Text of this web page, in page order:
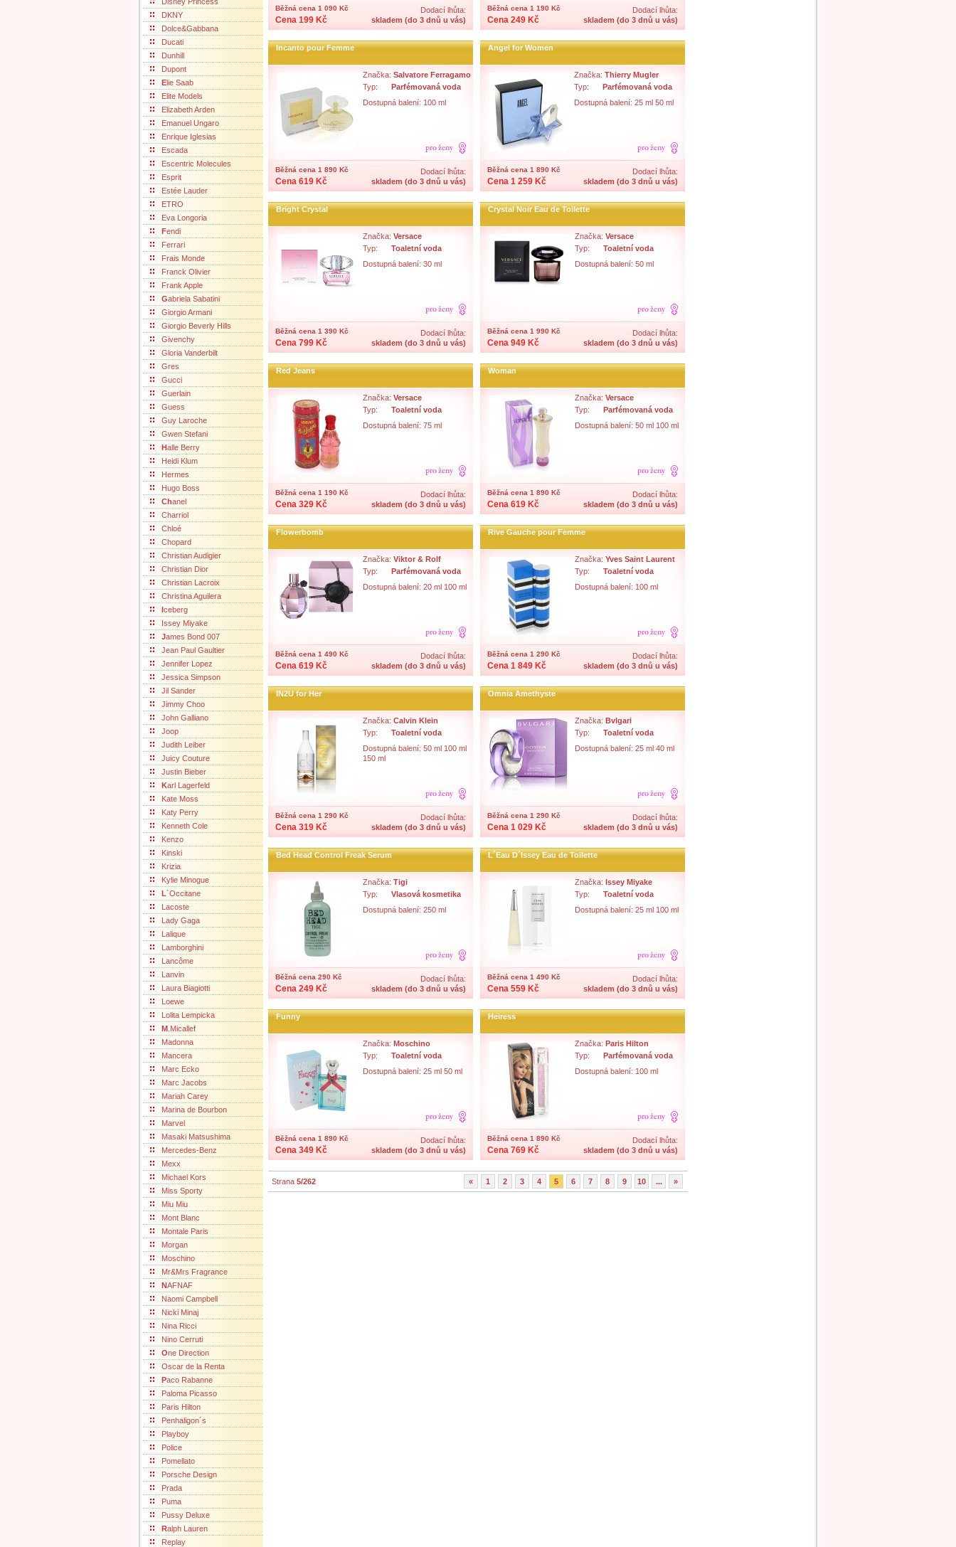
DKNY
Dolce&Gabbana
Ducati
Dunhill
Dupont
Elie Saab
Elite Models
Elizabeth Arden
Emanuel Ungaro
Enrique Iglesias
Escada
Escentric Molecules
Esprit
Estée Lauder
ETRO
Eva Longoria
Fendi
Ferrari
Frais Monde
Franck Olivier
Frank Apple
Gabriela Sabatini
Giorgio Armani
Giorgio Beverly Hills
Givenchy
Gloria Vanderbilt
Gres
Gucci
Guerlain
Guess
Guy Laroche
Gwen Stefani
Halle Berry
Heidi Klum
Hermes
Hugo Boss
Chanel
Charriol
Chloé
Chopard
Christian Audigier
Christian Dior
Christian Lacroix
Christina Aguilera
Iceberg
Issey Miyake
James Bond 007
Jean Paul Gaultier
Jennifer Lopez
Jessica Simpson
Jil Sander
Jimmy Choo
John Galliano
Joop
Judith Leiber
Juicy Couture
Justin Bieber
Karl Lagerfeld
Kate Moss
Katy Perry
Kenneth Cole
Kenzo
Kinski
Krizia
Kylie Minogue
L´Occitane
Lacoste
Lady Gaga
Lalique
Lamborghini
Lancôme
Lanvin
Laura Biagiotti
Loewe
Lolita Lempicka
M .Micallef
Madonna
Mancera
Marc Ecko
Marc Jacobs
Mariah Carey
Marina de Bourbon
Marvel
Masaki Matsushima
Mercedes-Benz
Mexx
Michael Kors
Miss Sporty
Miu Miu
Mont Blanc
Montale Paris
Morgan
Moschino
Mr&Mrs Fragrance
NAFNAF
Naomi Campbell
Nicki Minaj
Nina Ricci
Nino Cerruti
One Direction
Oscar de la Renta
Paco Rabanne
Paloma Picasso
Paris Hilton
Penhaligon´s
Playboy
Police
Pomellato
Porsche Design
Prada
Puma
Pussy Deluxe
Ralph Lauren
Replay
Běžná cena 1 090 Kč
Cena 199 Kč
Dodací lhůta:
skladem (do 3 dnů u vás)
Běžná cena 1 190 Kč
Cena 249 Kč
Dodací lhůta:
skladem (do 3 dnů u vás)
Incanto pour Femme
Značka: Salvatore Ferragamo
Typ:
Parfémovaná voda
Dostupná balení: 100 ml
Běžná cena 1 890 Kč
Cena 619 Kč
Dodací lhůta:
skladem (do 3 dnů u vás)
Angel for Women
Značka: Thierry Mugler
Typ:
Parfémovaná voda
Dostupná balení: 25 ml 50 ml
Běžná cena 1 890 Kč
Cena 1 259 Kč
Dodací lhůta:
skladem (do 3 dnů u vás)
Bright Crystal
Značka: Versace
Typ:
Toaletní voda
Dostupná balení: 30 ml
Běžná cena 1 390 Kč
Cena 799 Kč
Dodací lhůta:
skladem (do 3 dnů u vás)
Crystal Noir Eau de Toilette
Značka: Versace
Typ:
Toaletní voda
Dostupná balení: 50 ml
Běžná cena 1 990 Kč
Cena 949 Kč
Dodací lhůta:
skladem (do 3 dnů u vás)
Red Jeans
Značka: Versace
Typ:
Toaletní voda
Dostupná balení: 75 ml
Běžná cena 1 190 Kč
Cena 329 Kč
Dodací lhůta:
skladem (do 3 dnů u vás)
Woman
Značka: Versace
Typ:
Parfémovaná voda
Dostupná balení: 50 ml 100 ml
Běžná cena 1 890 Kč
Cena 619 Kč
Dodací lhůta:
skladem (do 3 dnů u vás)
Flowerbomb
Značka: Viktor & Rolf
Typ:
Parfémovaná voda
Dostupná balení: 20 ml 100 ml
Běžná cena 1 490 Kč
Cena 619 Kč
Dodací lhůta:
skladem (do 3 dnů u vás)
Rive Gauche pour Femme
Značka: Yves Saint Laurent
Typ:
Toaletní voda
Dostupná balení: 100 ml
Běžná cena 1 290 Kč
Cena 1 849 Kč
Dodací lhůta:
skladem (do 3 dnů u vás)
IN2U for Her
Značka: Calvin Klein
Typ:
Toaletní voda
Dostupná balení: 50 ml 100 ml
150 ml
Běžná cena 1 290 Kč
Cena 319 Kč
Dodací lhůta:
skladem (do 3 dnů u vás)
Omnia Amethyste
Značka: Bvlgari
Typ:
Toaletní voda
Dostupná balení: 25 ml 40 ml
Běžná cena 1 290 Kč
Cena 1 029 Kč
Dodací lhůta:
skladem (do 3 dnů u vás)
Bed Head Control Freak Serum
Značka: Tigi
Typ:
Vlasová kosmetika
Dostupná balení: 250 ml
Běžná cena 290 Kč
Cena 249 Kč
Dodací lhůta:
skladem (do 3 dnů u vás)
L´Eau D´Issey Eau de Toilette
Značka: Issey Miyake
Typ:
Toaletní voda
Dostupná balení: 25 ml 100 ml
Běžná cena 1 490 Kč
Cena 559 Kč
Dodací lhůta:
skladem (do 3 dnů u vás)
Funny
Značka: Moschino
Typ:
Toaletní voda
Dostupná balení: 25 ml 50 ml
Běžná cena 1 890 Kč
Cena 349 Kč
Dodací lhůta:
skladem (do 3 dnů u vás)
Heiress
Značka: Paris Hilton
Typ:
Parfémovaná voda
Dostupná balení: 100 ml
Běžná cena 1 890 Kč
Cena 769 Kč
Dodací lhůta:
skladem (do 3 dnů u vás)
Strana 5/262 »
...
10
9
8
7
6
5
4
3
2
1
«